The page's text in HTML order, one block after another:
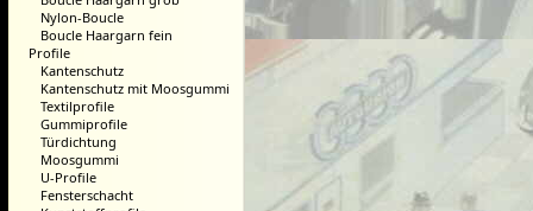
Nylon-Boucle
Boucle Haargarn fein
Profile
Kantenschutz
Kantenschutz mit Moosgummi
Textilprofile
Gummiprofile
Türdichtung
Moosgummi
U-Profile
Fensterschacht